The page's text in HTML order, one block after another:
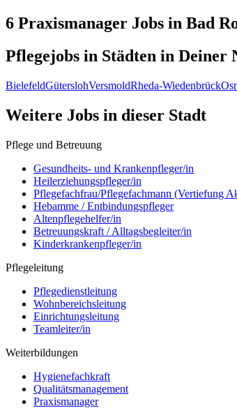
6 Praxismanager Jobs in Bad
Pflegejobs in Städten in Deiner
BielefeldGüterslohVersmoldRheda-Wiedenbrück
Weitere Jobs in dieser Stadt
Pflege und Betreuung
Gesundheits- und Krankenpfleger/in
Heilerziehungspfleger/in
Pflegefachfrau/Pflegefachmann (Vertiefung
Hebamme / Entbindungspfleger
Altenpflegehelfer/in
Betreuungskraft / Alltagsbegleiter/in
Kinderkrankenpfleger/in
Pflegeleitung
Pflegedienstleitung
Wohnbereichsleitung
Einrichtungsleitung
Teamleiter/in
Weiterbildungen
Hygienefachkraft
Qualitätsmanagement
Praxismanager